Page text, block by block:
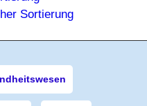
Sortierung